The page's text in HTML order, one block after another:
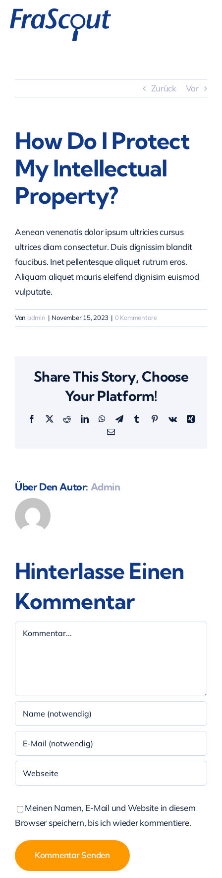
Zum
Inhalt
Zurück Vor
How Do I Protect
My Intellectual
Property?
Aenean venenatis dolor ipsum ultricies cursus
ultrices diam consectetur. Duis dignissim blandit
faucibus. Inet pellentesque aliquet rutrum eros.
Aliquam aliquet mauris eleifend dignisim euismod
vulputate.
Von admin | November 15, 2023 | 0 Kommentare
Share This Story, Choose
Your Platform!
Facebook
X RedditLinkedInWhatsApp
TelegramTumblrPinterestVk
Xing
E-
Über Den Autor: Admin
Hinterlasse Einen
Kommentar
Kommentar
Meinen Namen, E-Mail und Website in diesem
Browser speichern, bis ich wieder kommentiere.